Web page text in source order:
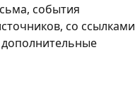
события
со ссылками